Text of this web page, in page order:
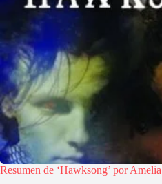
Resumen de ‘Hawksong’ por